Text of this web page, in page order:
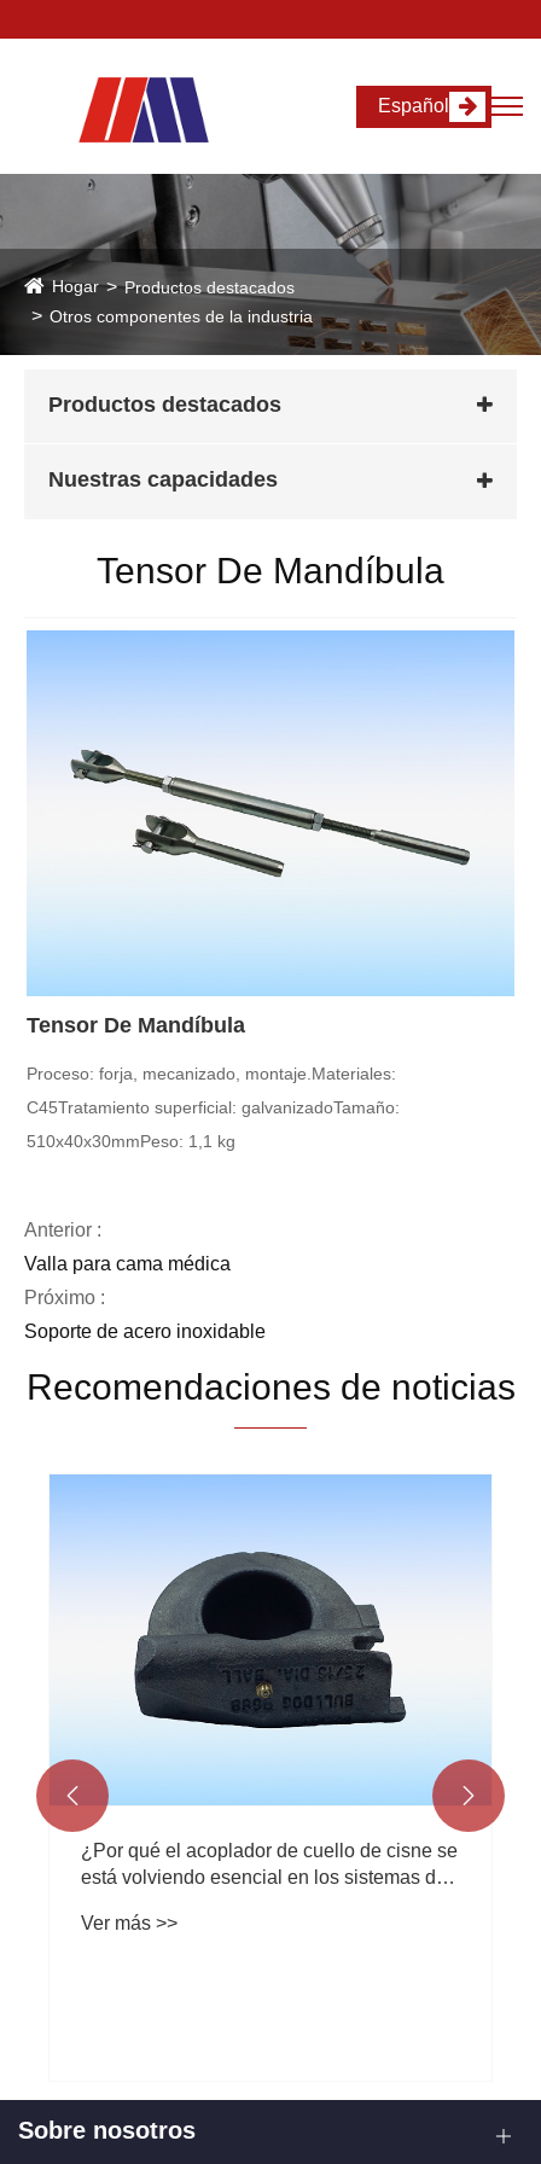
Español
Hogar
Productos destacados
Otros componentes de la industria
Productos destacados
Nuestras capacidades
Tensor De Mandíbula
Tensor De Mandíbula
Proceso: forja, mecanizado, montaje. Materiales:
C45Tratamiento superficial: galvanizadoTamaño:
510x40x30mmPeso: 1,1 kg
Anterior :
Valla para cama médica
Próximo :
Soporte de acero inoxidable
Recomendaciones de noticias
¿Por qué el acoplador de cuello de cisne se
está volviendo esencial en los sistemas de
Ver más >>
 
Sobre nosotros